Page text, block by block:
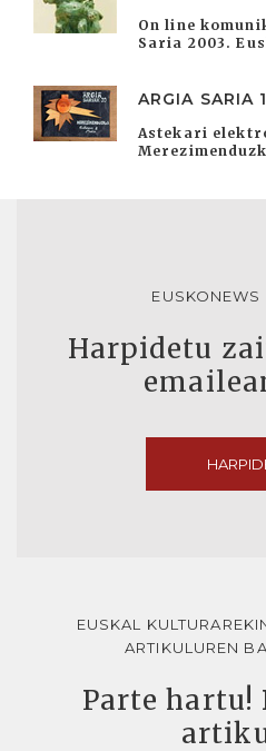
On line
Saria 2003.
ARGIA SARIA
Astekari
EUSKONEWS
Harpidetu
EUSKAL
ARTIKULUREN
Parte hartu!